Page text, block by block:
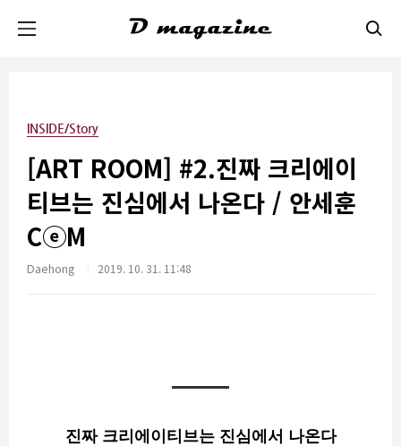
INSIDE/Story
[ART ROOM] #2.진짜 크리에이
티브는 진심에서 나온다 / 안세훈
CⓔM
Daehong 2019. 10. 31. 11:48
진짜 크리에이티브는 진심에서 나온다